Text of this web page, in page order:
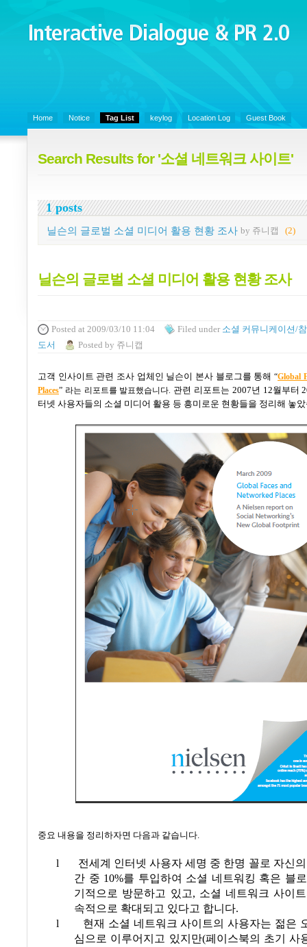
Interactive Dialogue &
PR 2.0
Home Notice Tag List keylog Location Log Guest Book
Search Results for '소셜 네트워크 사이트'
1 posts
닐슨의 글로벌 소셜 미디어 활용 현황 조사 by 쥬니캡 (2)
닐슨의 글로벌 소셜 미디어 활용 현황 조사
Posted at 2009/03/10 11:04 Filed under 소셜 커뮤니케이션/
도서
Posted by 쥬니캡
고객 인사이트 관련 조사 업체인 닐슨이 본사 블로그를 통해 “Global
Places” 라는 리포트를 발표했습니다. 관련 리포트는 2007년 12월부터
터넷 사용자들의 소셜 미디어 활용 등 흥미로운 현황들을 정리해 놓
중요 내용을 정리하자면 다음과 같습니다.
l
전세계 인터넷 사용자 세명 중 한명 꼴로 자신
간 중 10%를 투입하여 소셜 네트워킹 혹은 블
기적으로 방문하고 있고, 소셜 네트워크 사이
속적으로 확대되고 있다고 합니다.
l
현재 소셜 네트워크 사이트의 사용자는 젊은
심으로 이루어지고 있지만(페이스북의 초기 사